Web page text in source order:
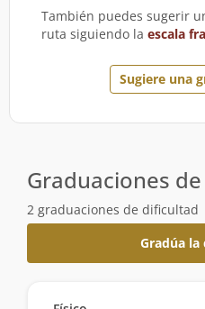
También puedes sugerir
ruta siguiendo la escala
Sugiere una
Graduaciones
2 graduaciones de dificultad
Gradúa